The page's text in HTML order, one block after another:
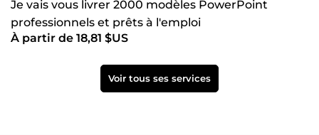
Je vais vous livrer 2000 modèles PowerPoint
professionnels et prêts à l'emploi
À partir de 18,81 $US
Voir tous ses services